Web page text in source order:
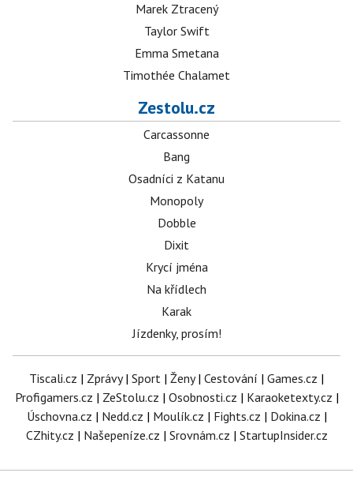
Marek Ztracený
Taylor Swift
Emma Smetana
Timothée Chalamet
Zestolu.cz
Carcassonne
Bang
Osadníci z Katanu
Monopoly
Dobble
Dixit
Krycí jména
Na křídlech
Karak
Jízdenky, prosím!
Tiscali.cz | Zprávy| Sport | Ženy| Cestování | Games.cz |
Profigamers.cz | ZeStolu.cz | Osobnosti.cz | Karaoketexty.cz |
Úschovna.cz | Nedd.cz | Moulík.cz | Fights.cz | Dokina.cz |
CZhity.cz | Našepeníze.cz | Srovnám.cz | StartupInsider.cz